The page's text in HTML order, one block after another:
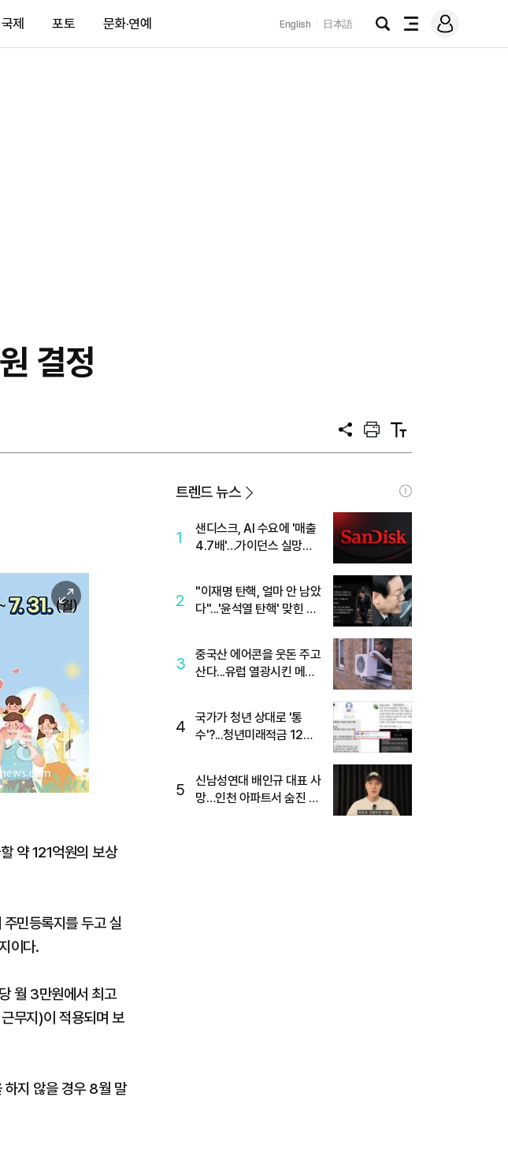
국제 포토 문화·연예 English 日本語
검
전
메
그
결정
공
프
트
텍
트
이
미
대
약 121억원의 보상
민등록지를 두고 실
이다.
월 3만원에서 최고
무지)이 적용되며 보
하지 않을 경우 8월 말
트렌드 뉴스
1
샌디스크, AI 수요에 '매출
4.7배'…가이던스 실망에
2
"이재명 탄핵, 얼마 안 남았
다"...'윤석열 탄핵' 맞힌 무
3
중국산 에어콘을 웃돈 주고
산다...유럽 열광시킨 메이
4
국가가 청년 상대로 '통
수'?...청년미래적금 12%
5
신남성연대 배인규 대표 사
망…인천 아파트서 숨진 채